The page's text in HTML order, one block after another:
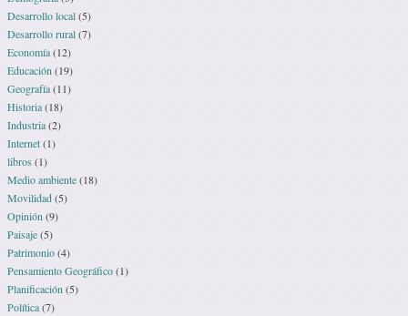
Desarrollo local(5)
Desarrollo rural(7)
Economía(12)
Educación (19)
Geografía(11)
Historia(18)
Industria(2)
Internet(1)
libros (1)
Medio ambiente(18)
Movilidad(5)
Opinión (9)
Paisaje(5)
Patrimonio(4)
Pensamiento Geográfico(1)
Planificación (5)
Política(7)